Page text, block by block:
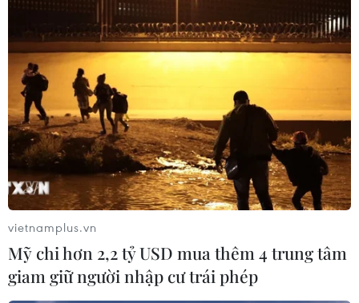
vietnamplus.vn
Mỹ chi hơn 2,2 tỷ USD mua thêm 4 trung tâm
giam giữ người nhập cư trái phép